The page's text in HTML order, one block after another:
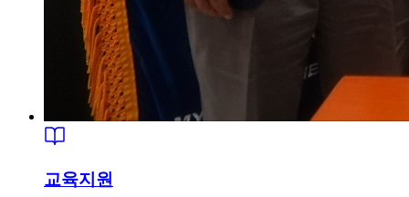
교육지원